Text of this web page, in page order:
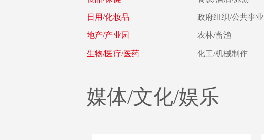
日用/化妆品 政府组织/公共事业
地产/产业园 农林/畜渔
生物/医疗/医药 化工/机械制作
媒体/文化/娱乐